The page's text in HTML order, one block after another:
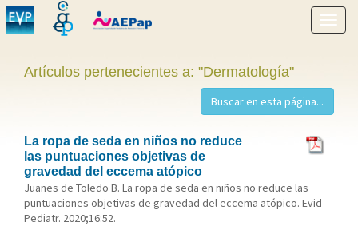
menú
Artículos pertenecientes a: "Dermatología"
La ropa de seda en niños no reduce
las puntuaciones objetivas de
gravedad del eccema atópico
Juanes de Toledo B. La ropa de seda en niños no reduce las
puntuaciones objetivas de gravedad del eccema atópico. Evid
Pediatr. 2020;16:52.